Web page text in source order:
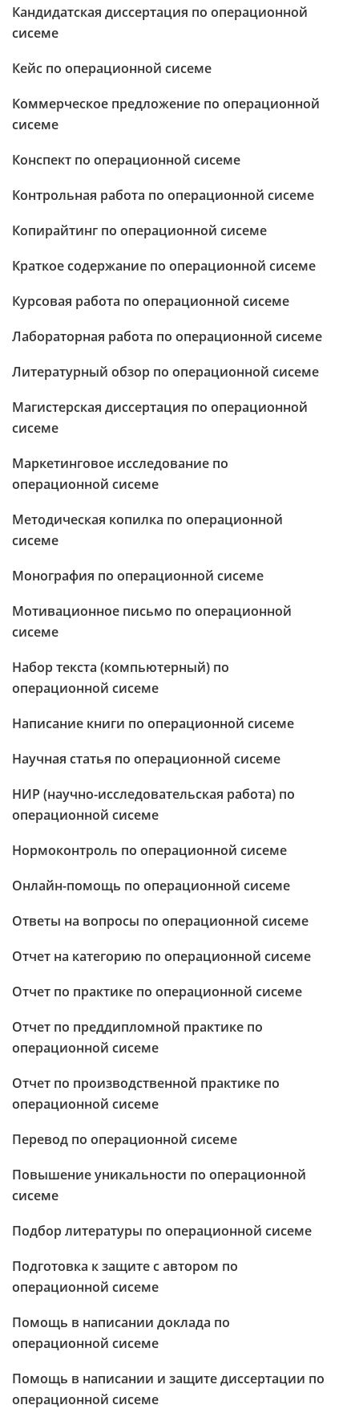
Кандидатская диссертация по операционной
сисеме
Кейс по операционной сисеме
Коммерческое предложение по операционной
сисеме
Конспект по операционной сисеме
Контрольная работа по операционной сисеме
Копирайтинг по операционной сисеме
Краткое содержание по операционной сисеме
Курсовая работа по операционной сисеме
Лабораторная работа по операционной сисеме
Литературный обзор по операционной сисеме
Магистерская диссертация по операционной
сисеме
Маркетинговое исследование по
операционной сисеме
Методическая копилка по операционной
сисеме
Монография по операционной сисеме
Мотивационное письмо по операционной
сисеме
Набор текста (компьютерный) по
операционной сисеме
Написание книги по операционной сисеме
Научная статья по операционной сисеме
НИР (научно-исследовательская работа) по
операционной сисеме
Нормоконтроль по операционной сисеме
Онлайн-помощь по операционной сисеме
Ответы на вопросы по операционной сисеме
Отчет на категорию по операционной сисеме
Отчет по практике по операционной сисеме
Отчет по преддипломной практике по
операционной сисеме
Отчет по производственной практике по
операционной сисеме
Перевод по операционной сисеме
Повышение уникальности по операционной
сисеме
Подбор литературы по операционной сисеме
Подготовка к защите с автором по
операционной сисеме
Помощь в написании доклада по
операционной сисеме
Помощь в написании и защите диссертации по
операционной сисеме